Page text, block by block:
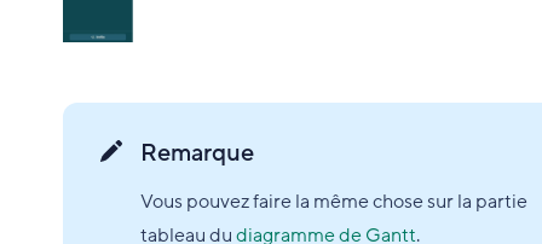
Remarque
Vous pouvez faire la même chose sur la partie
tableau dudiagramme de Gantt.